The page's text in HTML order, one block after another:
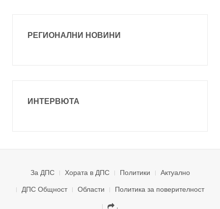
РЕГИОНАЛНИ НОВИНИ
ИНТЕРВЮТА
За ДПС Хората в ДПС Политики
Актуално
ДПС Общност
Области
Политика за поверителност
.